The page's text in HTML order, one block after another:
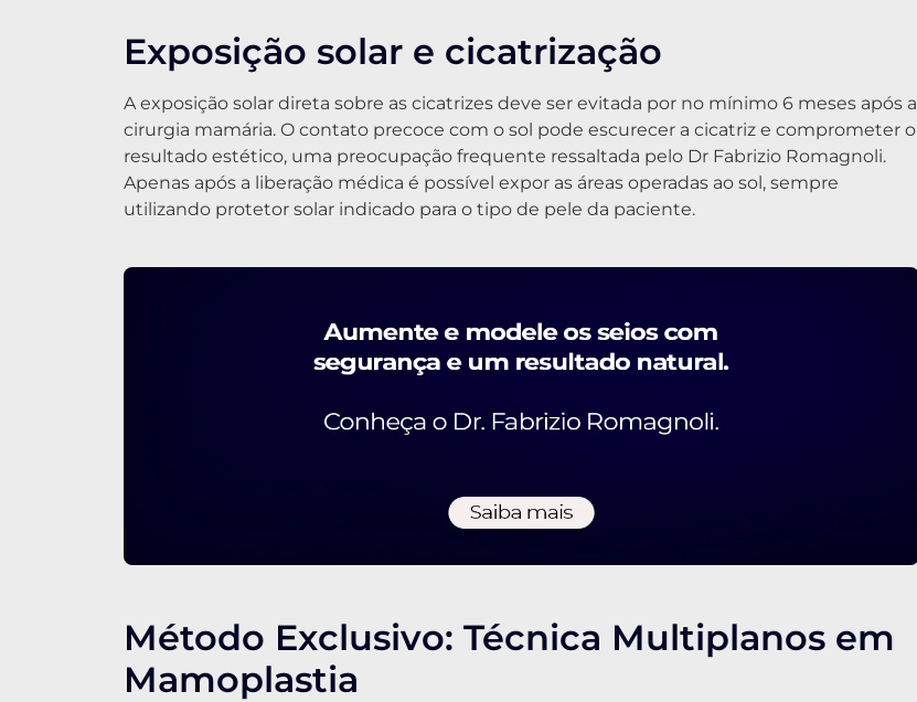
Exposição solar e cicatrização
A exposição solar direta sobre as cicatrizes deve ser evitada por no mínimo 6 meses após a
cirurgia mamária. O contato precoce com o sol pode escurecer a cicatriz e comprometer o
resultado estético, uma preocupação frequente ressaltada pelo Dr Fabrizio Romagnoli.
Apenas após a liberação médica é possível expor as áreas operadas ao sol, sempre
utilizando protetor solar indicado para o tipo de pele da paciente.
Método Exclusivo: Técnica Multiplanos em
Mamoplastia